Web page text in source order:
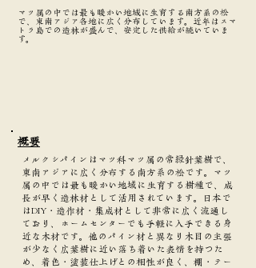
マツ属の中では最も暖かい地域に生育する南方系の松
で、東南アジア各地に広く分布しています。近年はスマ
トラ島での造林が盛んで、安定した供給が続いていま
す。
​概要
メルクシパインはマツ科マツ属の常緑針葉樹で、
東南アジアに広く分布する南方系の松です。マツ
属の中では最も暖かい地域に生育する樹種で、成
長が早く造林材として活用されています。日本で
はDIY・造作材・集成材として非常に広く流通し
ており、ホームセンターでも手軽に入手できる身
近な木材です。他のパイン材と異なり木目の主張
が少なく広葉樹に近い落ち着いた表情を持つた
め、着色・塗装仕上げとの相性が良く、棚・テー